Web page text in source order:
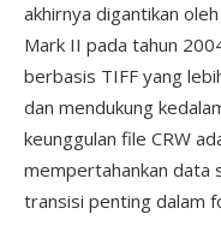
akhirnya digantikan
Mark II pada tahun
berbasis TIFF yang
dan mendukung
keunggulan file CRW
mempertahankan data
transisi penting dalam